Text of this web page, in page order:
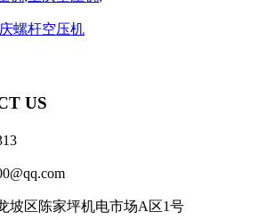
螺杆空压机
US
坡区陈家坪机电市场A区1号